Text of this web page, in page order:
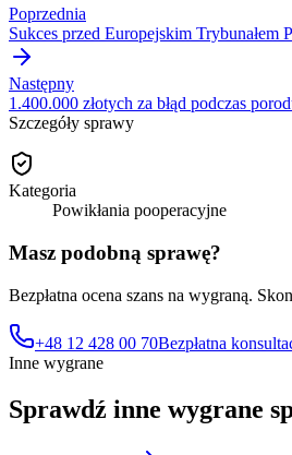
Poprzednia
Sukces przed Europejskim
Następny
1.400.000 złotych za błąd podczas
Szczegóły sprawy
Kategoria
Powikłania pooperacyjne
Masz podobną sprawę?
Bezpłatna ocena szans na wygraną.
+48 12 428 00 70Bezpłatna
Inne wygrane
Sprawdź inne wygrane